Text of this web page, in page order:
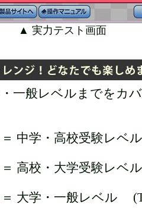
▲ 実力テスト画面
一般レベルまでをカ
中学・高校受験レベ
高校・大学受験レベ
＝ 大学・一般レベル